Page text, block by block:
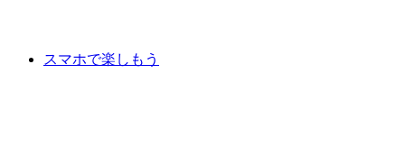
スマホで楽しもう